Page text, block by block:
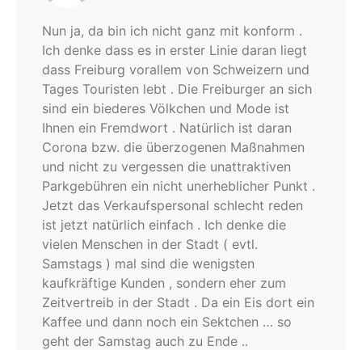
Nun ja, da bin ich nicht ganz mit konform .
Ich denke dass es in erster Linie daran liegt
dass Freiburg vorallem von Schweizern und
Tages Touristen lebt . Die Freiburger an sich
sind ein biederes Völkchen und Mode ist
Ihnen ein Fremdwort . Natürlich ist daran
Corona bzw. die überzogenen Maßnahmen
und nicht zu vergessen die unattraktiven
Parkgebühren ein nicht unerheblicher Punkt .
Jetzt das Verkaufspersonal schlecht reden
ist jetzt natürlich einfach . Ich denke die
vielen Menschen in der Stadt ( evtl.
Samstags ) mal sind die wenigsten
kaufkräftige Kunden , sondern eher zum
Zeitvertreib in der Stadt . Da ein Eis dort ein
Kaffee und dann noch ein Sektchen … so
geht der Samstag auch zu Ende ..